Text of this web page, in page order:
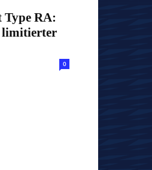
RA:
limitierter
0